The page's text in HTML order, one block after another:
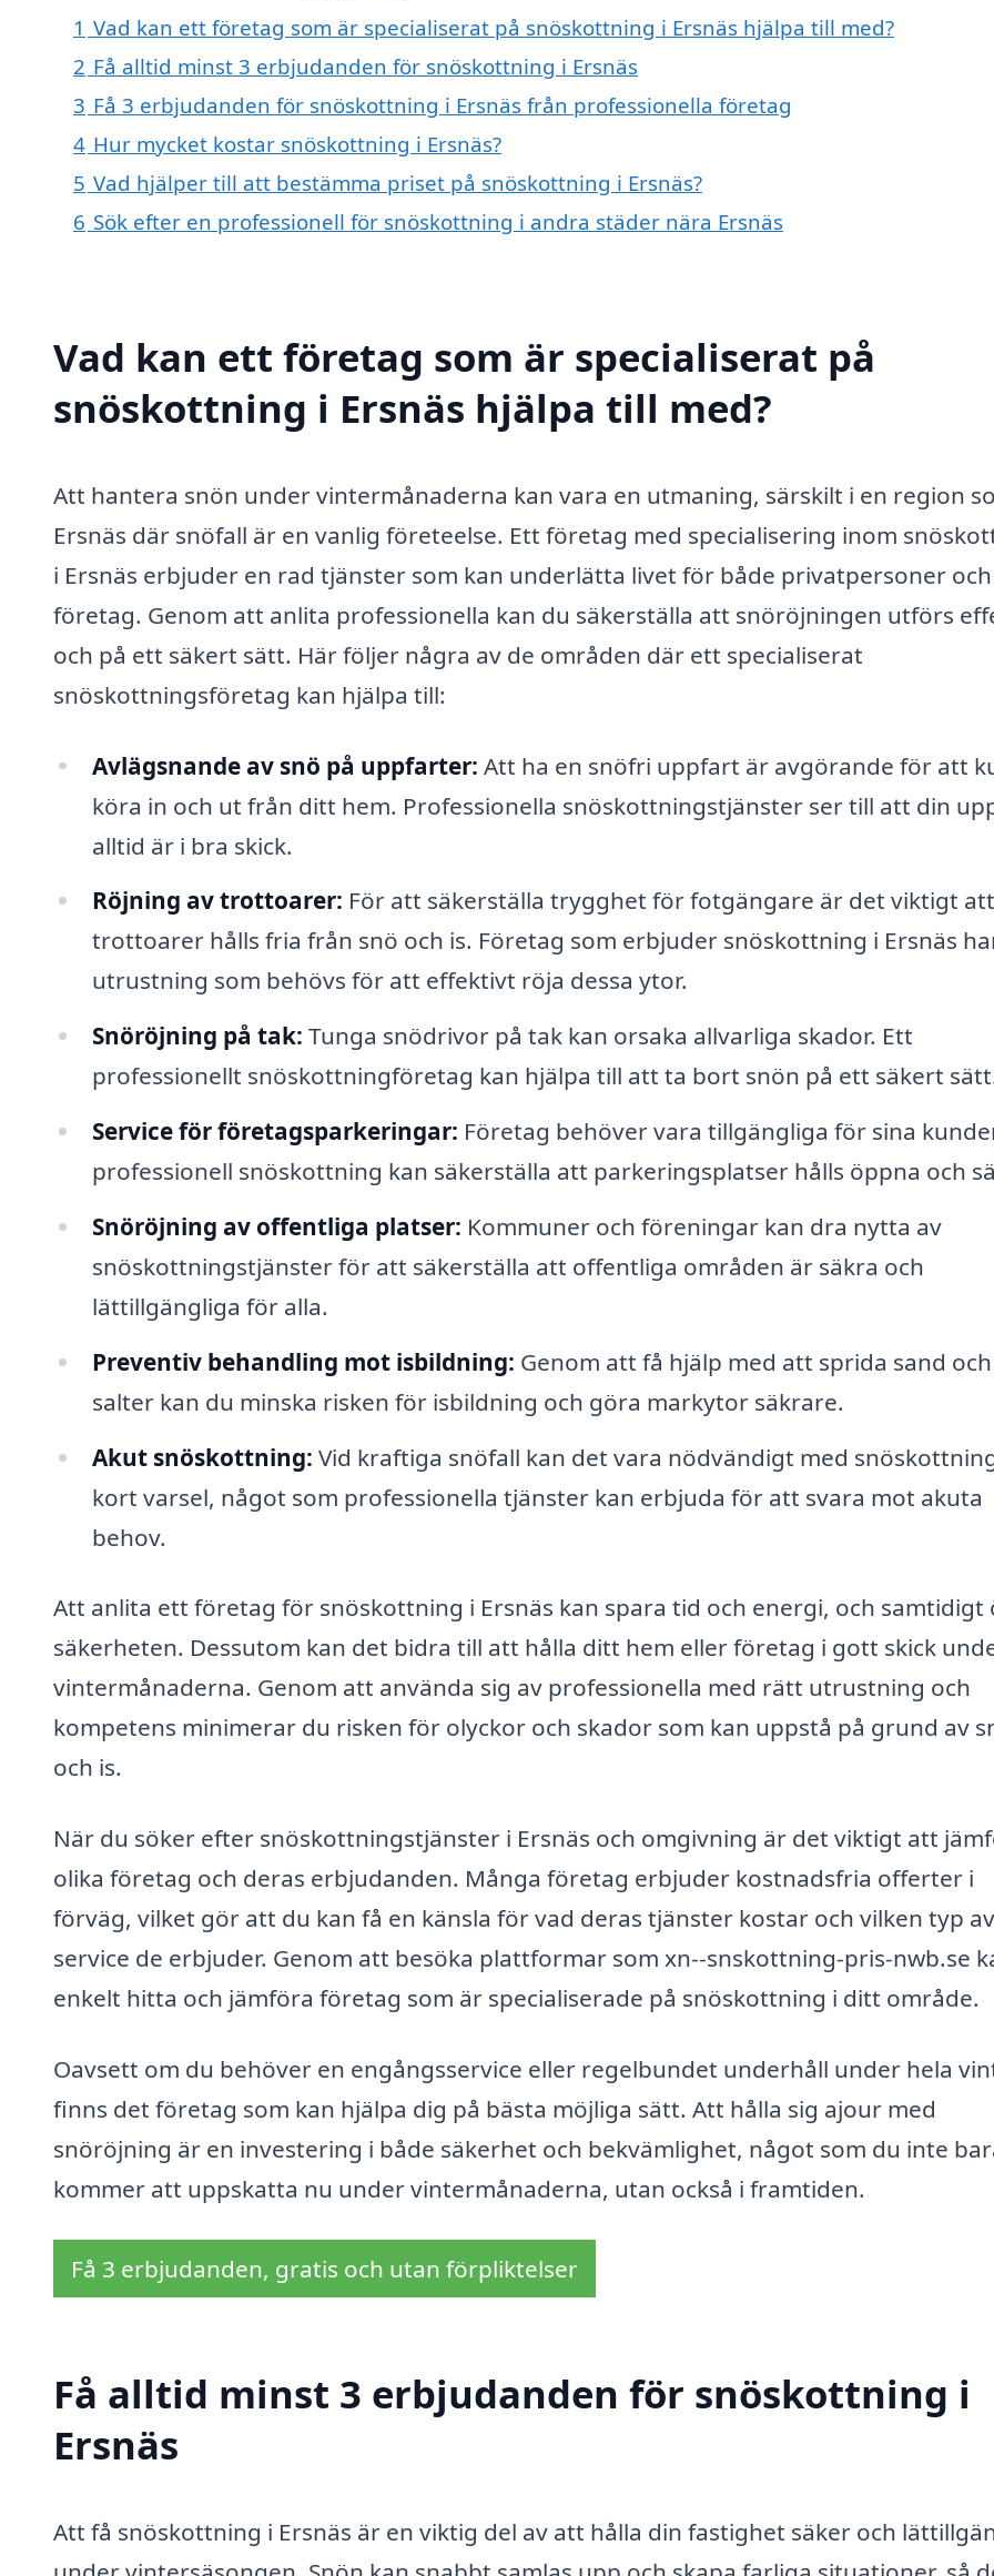
1 Vad kan ett företag som är specialiserat på snöskottning i Ersnäs hjälpa till med?
2 Få alltid minst 3 erbjudanden för snöskottning i Ersnäs
3 Få 3 erbjudanden för snöskottning i Ersnäs från professionella företag
4 Hur mycket kostar snöskottning i Ersnäs?
5 Vad hjälper till att bestämma priset på snöskottning i Ersnäs?
6 Sök efter en professionell för snöskottning i andra städer nära Ersnäs
Vad kan ett företag som är specialiserat på
snöskottning i Ersnäs hjälpa till med?
Att hantera snön under vintermånaderna kan vara en utmaning, särskilt i en region
Ersnäs där snöfall är en vanlig företeelse. Ett företag med specialisering inom
i Ersnäs erbjuder en rad tjänster som kan underlätta livet för både privatpersoner och
företag. Genom att anlita professionella kan du säkerställa att snöröjningen utförs
och på ett säkert sätt. Här följer några av de områden där ett specialiserat
snöskottningsföretag kan hjälpa till:
Avlägsnande av snö på uppfarter: Att ha en snöfri uppfart är avgörande för att
köra in och ut från ditt hem. Professionella snöskottningstjänster ser till att din
alltid är i bra skick.
Röjning av trottoarer: För att säkerställa trygghet för fotgängare är det viktigt att
trottoarer hålls fria från snö och is. Företag som erbjuder snöskottning i Ersnäs
utrustning som behövs för att effektivt röja dessa ytor.
Snöröjning på tak: Tunga snödrivor på tak kan orsaka allvarliga skador. Ett
professionellt snöskottningföretag kan hjälpa till att ta bort snön på ett säkert
Service för företagsparkeringar: Företag behöver vara tillgängliga för sina
professionell snöskottning kan säkerställa att parkeringsplatser hålls öppna och
Snöröjning av offentliga platser: Kommuner och föreningar kan dra nytta av
snöskottningstjänster för att säkerställa att offentliga områden är säkra och
lättillgängliga för alla.
Preventiv behandling mot isbildning: Genom att få hjälp med att sprida sand och
salter kan du minska risken för isbildning och göra markytor säkrare.
Akut snöskottning: Vid kraftiga snöfall kan det vara nödvändigt med
kort varsel, något som professionella tjänster kan erbjuda för att svara mot akuta
behov.
Att anlita ett företag för snöskottning i Ersnäs kan spara tid och energi, och samtidigt
säkerheten. Dessutom kan det bidra till att hålla ditt hem eller företag i gott skick
vintermånaderna. Genom att använda sig av professionella med rätt utrustning och
kompetens minimerar du risken för olyckor och skador som kan uppstå på grund av
och is.
När du söker efter snöskottningstjänster i Ersnäs och omgivning är det viktigt att
olika företag och deras erbjudanden. Många företag erbjuder kostnadsfria offerter i
förväg, vilket gör att du kan få en känsla för vad deras tjänster kostar och vilken typ av
service de erbjuder. Genom att besöka plattformar som xn--snskottning-pris-nwb.se
enkelt hitta och jämföra företag som är specialiserade på snöskottning i ditt område.
Oavsett om du behöver en engångsservice eller regelbundet underhåll under hela
finns det företag som kan hjälpa dig på bästa möjliga sätt. Att hålla sig ajour med
snöröjning är en investering i både säkerhet och bekvämlighet, något som du inte
kommer att uppskatta nu under vintermånaderna, utan också i framtiden.
Få 3 erbjudanden, gratis och utan förpliktelser
Få alltid minst 3 erbjudanden för snöskottning i
Ersnäs
Att få snöskottning i Ersnäs är en viktig del av att hålla din fastighet säker och